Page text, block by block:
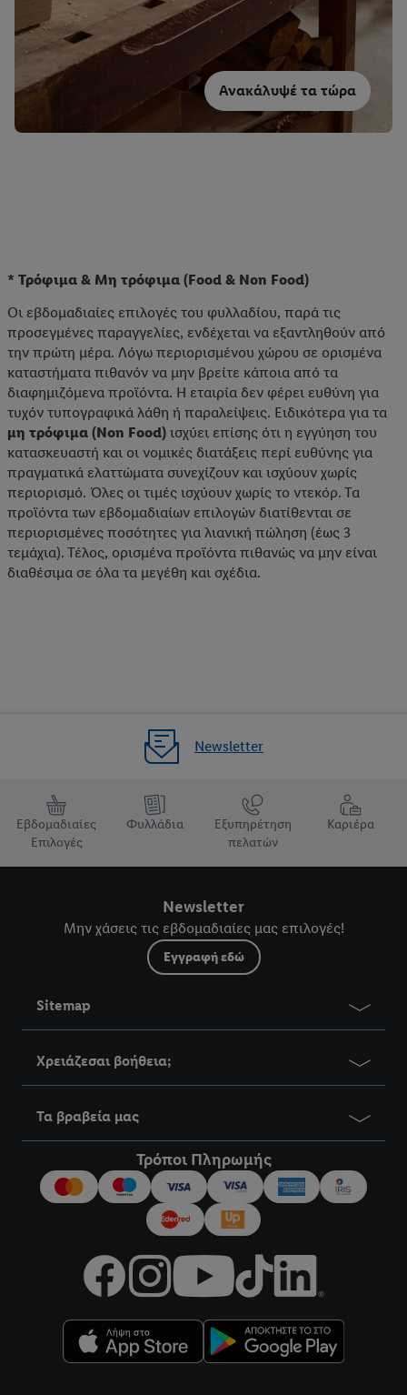
Ανακάλυψέ τα τώρα
* Τρόφιμα & Μη τρόφιμα (Food & Non Food)
Οι εβδομαδιαίες επιλογές του φυλλαδίου, παρά τις
προσεγμένες παραγγελίες, ενδέχεται να εξαντληθούν από
την πρώτη μέρα. Λόγω περιορισμένου χώρου σε ορισμένα
καταστήματα πιθανόν να μην βρείτε κάποια από τα
διαφημιζόμενα προϊόντα. Η εταιρία δεν φέρει ευθύνη για
τυχόν τυπογραφικά λάθη ή παραλείψεις. Ειδικότερα για τα
μη τρόφιμα (Non Food) ισχύει επίσης ότι η εγγύηση του
κατασκευαστή και οι νομικές διατάξεις περί ευθύνης για
πραγματικά ελαττώματα συνεχίζουν και ισχύουν χωρίς
περιορισμό. Όλες οι τιμές ισχύουν χωρίς το ντεκόρ. Τα
προϊόντα των εβδομαδιαίων επιλογών διατίθενται σε
περιορισμένες ποσότητες για λιανική πώληση (έως 3
τεμάχια). Τέλος, ορισμένα προϊόντα πιθανώς να μην είναι
διαθέσιμα σε όλα τα μεγέθη και σχέδια.
Newsletter
Εβδομαδιαίες
Επιλογές
Φυλλάδια
Εξυπηρέτηση
πελατών
Καριέρα
Newsletter
Μην χάσεις τις εβδομαδιαίες μας επιλογές!
Εγγραφή εδώ
Sitemap
Χρειάζεσαι βοήθεια;
Τα βραβεία μας
Τρόποι Πληρωμής